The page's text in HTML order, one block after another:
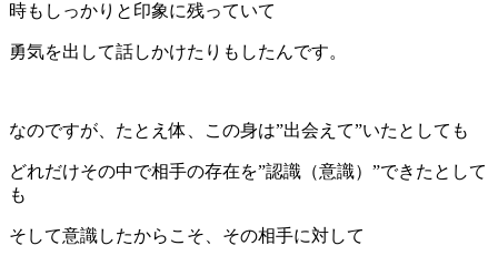
時もしっかりと印象に残っていて
勇気を出して話しかけたりもしたんです。
なのですが、たとえ体、この身は”出会えて”いたとしても
どれだけその中で相手の存在を”認識（意識）”できたとして
も
そして意識したからこそ、その相手に対して